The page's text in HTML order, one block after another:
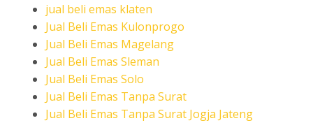
jual beli emas klaten
Jual Beli Emas Kulonprogo
Jual Beli Emas Magelang
Jual Beli Emas Sleman
Jual Beli Emas Solo
Jual Beli Emas Tanpa Surat
Jual Beli Emas Tanpa Surat Jogja Jateng